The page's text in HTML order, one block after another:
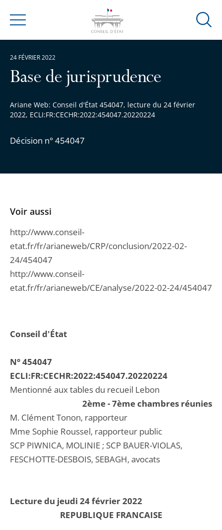
Menu
Ouvrir
Base de jurisprudence
Ariane Web: Conseil d'État 454047, lecture du 24 février
2022, ECLI:FR:CECHR:2022:454047.20220224
Décision n° 454047
24 FÉVRIER 2022
Conseil d'État
N° 454047
ECLI:FR:CECHR:2022:454047.20220224
Mentionné aux tables du recueil Lebon
2ème - 7ème chambres réunies
M. Clément Tonon, rapporteur
Mme Sophie Roussel, rapporteur public
SCP PIWNICA, MOLINIE ; SCP BAUER-VIOLAS,
FESCHOTTE-DESBOIS, SEBAGH, avocats
Lecture du jeudi 24 février 2022
REPUBLIQUE FRANCAISE
Voir aussi
http://www.conseil-
etat.fr/fr/arianeweb/CRP/conclusion/2022-02-
24/454047
http://www.conseil-
etat.fr/fr/arianeweb/CE/analyse/2022-02-24/454047